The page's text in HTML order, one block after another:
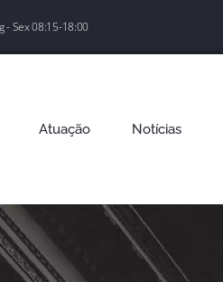
- Sex 08:15-18:00
Atuação Notícias